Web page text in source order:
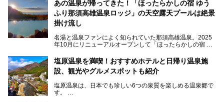
───
提供元：大江戸温泉物語ホテルズ＆リゾーツ株式会社【P
R】
この記事は大江戸温泉物語Premium 鬼怒川観光ホテルのPR
記事です。
こだわりのサウナ、掛け流しの水風呂、天然温泉の露天風
呂、食事処、休憩室など備えて、決して大規模施設ではあり
ませんが、鬼怒川温泉観光の行き帰りに、はたまたサウナで
一日リフレッシュするための目的地に！ぜひオススメしたい
スポットです。時間制限も無いので1人1,500円でひがな一
日サウナや温泉を楽しんでお昼も食べてごろごろできちゃい
ますよ。
あの温泉が帰ってきた！「ほったらかしの宿 ゆう
ふり那須高雄温泉ロッジ」の天空露天プールは絶景
掛け流し
名湯と温泉ファンによく知られていた那須高雄温泉。2025
年10月にリニューアルオープンして「ほったらかしの宿 ゆ
した。
那須湯本の温泉街から少し離れた静かな環境、一軒宿ゆえに
許される露天風呂からの絶景、日帰り入浴や素泊まりで気楽
た。
2名1室利用で1人あたり4,500円～と、思い立ったらすぐに
塩原温泉を満喫！おすすめホテルと日帰り温泉施
設、観光やグルメスポットも紹介
塩原温泉は、日本でも珍しい6つの泉質を楽しめる温泉郷で
す。